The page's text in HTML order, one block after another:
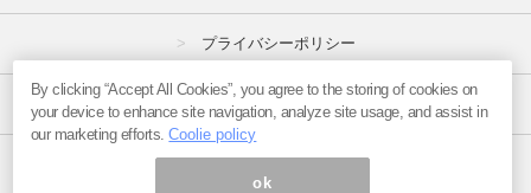
プライバシーポリシー
特定商取引法
By clicking “Accept All Cookies”, you agree to the storing of cookies on
your device to enhance site navigation, analyze site usage, and assist in
our marketing efforts.Coolie policy
ok